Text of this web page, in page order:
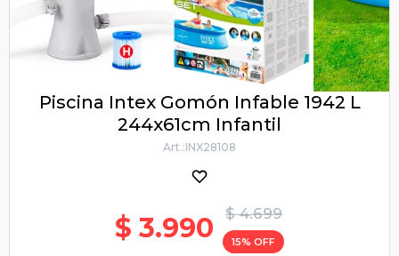
Piscina Intex Gomón Infable 1942 L
244x61cm Infantil
INX28108
$ 4.699
$ 3.990 15